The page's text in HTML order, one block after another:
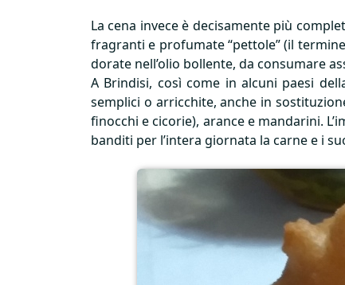
La cena invece è decisamente più
fragranti e profumate “pettole” (il
dorate nell’olio bollente, da consumare
A Brindisi, così come in alcuni paesi
semplici o arricchite, anche in
finocchi e cicorie), arance e mandarini.
banditi per l’intera giornata la carne e i